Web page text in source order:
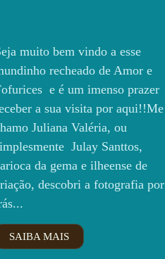
muito bem vindo a esse
recheado de Amor e
e é um imenso prazer
a sua visita por aqui!!Me
Juliana Valéria, ou
Julay Santtos,
da gema e ilheense de
descobri a fotografia por
SAIBA MAIS